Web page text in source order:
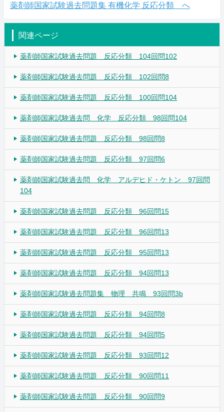
薬剤師国家試験過去問題集 有機化学 反応分類 へ
関連ページ
薬剤師国家試験過去問題 反応分類 104回問102
薬剤師国家試験過去問題 反応分類 102回問8
薬剤師国家試験過去問題 反応分類 100回問104
薬剤師国家試験過去問 化学 反応分類 98回問104
薬剤師国家試験過去問題 反応分類 98回問8
薬剤師国家試験過去問題 反応分類 97回問6
薬剤師国家試験過去問 化学 アルデヒド・ケトン 97回問
104
薬剤師国家試験過去問題 反応分類 96回問15
薬剤師国家試験過去問題 反応分類 96回問13
薬剤師国家試験過去問題 反応分類 95回問13
薬剤師国家試験過去問題 反応分類 94回問13
薬剤師国家試験過去問題集 物理 共鳴 93回問3b
薬剤師国家試験過去問題 反応分類 94回問8
薬剤師国家試験過去問題 反応分類 94回問5
薬剤師国家試験過去問題 反応分類 93回問12
薬剤師国家試験過去問題 反応分類 90回問11
薬剤師国家試験過去問題 反応分類 90回問9